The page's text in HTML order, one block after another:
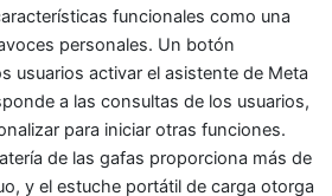
funcionales como una
personales. Un botón
usuarios activar el asistente de Meta
a las consultas de los usuarios,
para iniciar otras funciones.
de las gafas proporciona más de
y el estuche portátil de carga otorga